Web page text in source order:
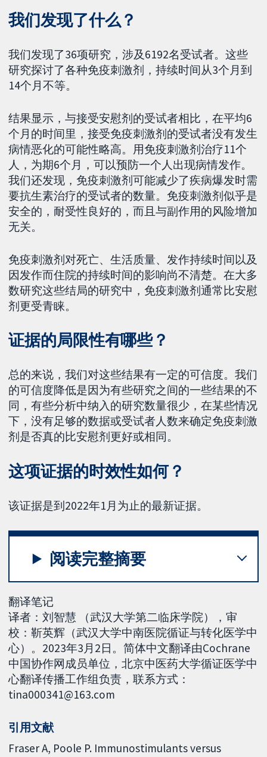
我们发现了什么？
我们发现了36项研究，涉及6192名受试者。这些
研究探讨了各种免疫刺激剂，持续时间从3个月到
14个月不等。
结果显示，与接受安慰剂的受试者相比，在平均6
个月的时间里，接受免疫刺激剂的受试者没有发生
病情恶化的可能性略高。用免疫刺激剂治疗11个
人，为期6个月，可以预防一个人出现病情发作。
我们还发现，免疫刺激剂可能减少了疾病爆发时需
要抗生素治疗的受试者的数量。免疫刺激剂似乎是
安全的，耐受性良好的，而且与副作用的风险增加
无关。
免疫刺激剂对死亡、生活质量、发作持续时间以及
因发作而住院的持续时间的影响尚不清楚。在大多
数研究这些结局的研究中，免疫刺激剂通常比安慰
剂更受青睐。
证据的局限性有哪些？
总的来说，我们对这些结果有一定的可信度。我们
的可信度降低是因为有些研究之间的一些结果的不
同，有些分析中纳入的研究数量很少，在某些情况
下，没有足够的数据或受试者人数来确定免疫刺激
剂是否真的比安慰剂更好或相同。
这项证据的时效性如何？
该证据是到2022年1月为止的最新证据。
阅读完整摘要
翻译笔记
译者：刘智慧 （武汉大学第二临床学院），审
校：靳英辉（武汉大学中南医院循证与转化医学中
心）。2023年3月2日。简体中文翻译由Cochrane
中国协作网成员单位，北京中医药大学循证医学中
心翻译传播工作组负责，联系方式：
tina000341@163.com
引用文献
Fraser A, Poole P. Immunostimulants versus